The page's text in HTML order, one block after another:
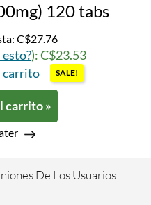
120 tabs
C$27.76
esto?): C$23.53
carrito
SALE!
carrito »
De Los Usuarios